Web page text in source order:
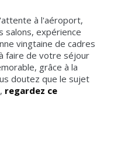
à l'aéroport,
salons, expérience
vingtaine de cadres
faire de votre séjour
grâce à la
doutez que le sujet
regardez ce